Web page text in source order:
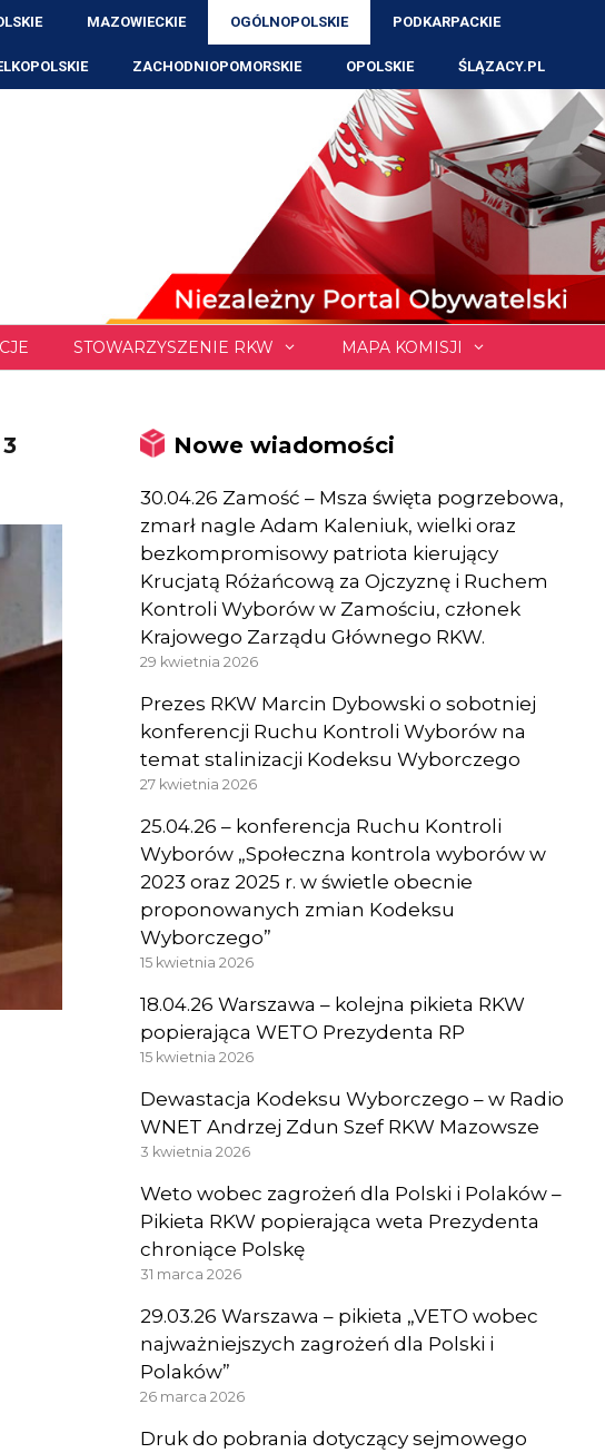
MAZOWIECKIE OGÓLNOPOLSKIE PODKARPACKIE
ZACHODNIOPOMORSKIE OPOLSKIE ŚLĄZACY.PL
STOWARZYSZENIE RKW MAPA KOMISJI
Nowe wiadomości
30.04.26 Zamość – Msza święta pogrzebowa,
zmarł nagle Adam Kaleniuk, wielki oraz
bezkompromisowy patriota kierujący
Krucjatą Różańcową za Ojczyznę i Ruchem
Kontroli Wyborów w Zamościu, członek
Krajowego Zarządu Głównego RKW.
29 kwietnia 2026
Prezes RKW Marcin Dybowski o sobotniej
konferencji Ruchu Kontroli Wyborów na
temat stalinizacji Kodeksu Wyborczego
27 kwietnia 2026
25.04.26 – konferencja Ruchu Kontroli
Wyborów „Społeczna kontrola wyborów w
2023 oraz 2025 r. w świetle obecnie
proponowanych zmian Kodeksu
Wyborczego”
15 kwietnia 2026
18.04.26 Warszawa – kolejna pikieta RKW
popierająca WETO Prezydenta RP
15 kwietnia 2026
Dewastacja Kodeksu Wyborczego – w Radio
WNET Andrzej Zdun Szef RKW Mazowsze
3 kwietnia 2026
Weto wobec zagrożeń dla Polski i Polaków –
Pikieta RKW popierająca weta Prezydenta
chroniące Polskę
31 marca 2026
29.03.26 Warszawa – pikieta „VETO wobec
najważniejszych zagrożeń dla Polski i
Polaków”
26 marca 2026
Druk do pobrania dotyczący sejmowego